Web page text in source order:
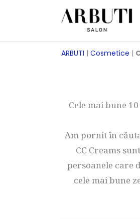
ARBUTI | Cosmetice |
Cele mai bune
Am pornit în
CC Creams
persoanele care
cele mai bune